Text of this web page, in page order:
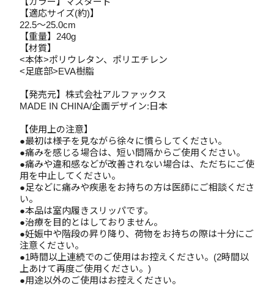
【適応サイズ(約)】
22.5～25.0cm
【重量】240g
【材質】
<本体>ポリウレタン、ポリエチレン
<足底部>EVA樹脂
【発売元】株式会社アルファックス
MADE IN CHINA/企画デザイン:日本
【使用上の注意】
●最初は様子を見ながら徐々に慣らしてください。
●痛みを感じる場合は、短い間隔からご使用ください。
●痛みや違和感などが改善されない場合は、ただちにご使
用を中止してください。
●足などに痛みや疾患をお持ちの方は医師にご相談くださ
い。
●本品は室内履きスリッパです。
●治療を目的とはしておりません。
●妊娠中や階段の昇り降り、荷物をお持ちの際は十分にご
注意ください。
●1時間以上連続でのご使用はお控えください。(2時間以
上あけて再度ご使用ください。)
●用途以外のご使用はお控えください。